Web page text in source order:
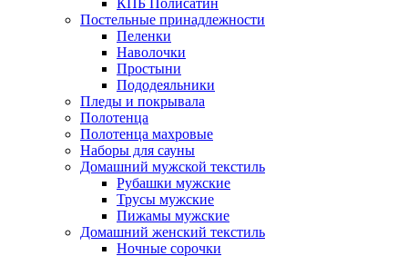
КПБ Полисатин
Постельные принадлежности
Пеленки
Наволочки
Простыни
Пододеяльники
Пледы и покрывала
Полотенца
Полотенца махровые
Наборы для сауны
Домашний мужской текстиль
Рубашки мужские
Трусы мужские
Пижамы мужские
Домашний женский текстиль
Ночные сорочки